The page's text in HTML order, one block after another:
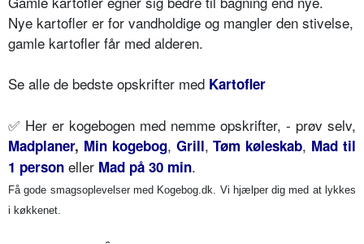
Nye kartofler er for vandholdige og mangler den stivelse,
gamle kartofler får med alderen.
Se alle de bedste opskrifter med Kartofler
✅ Her er kogebogen med nemme opskrifter, - prøv selv,
Madplaner, Min kogebog, Grill,Tøm køleskab, Mad til
1 person eller Mad på 30 min.
Få gode smagsoplevelser med Kogebog.dk. Vi hjælper dig med at lykkes
i køkkenet.